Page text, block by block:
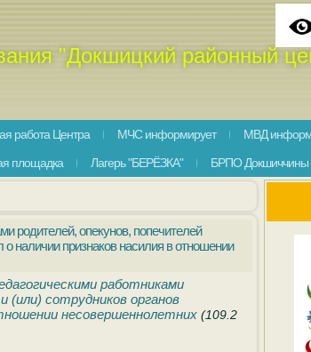
"Докшицкий районный
работа Центра МЧС информирует
МВД
площадка Лагерь "БЕРЁЗКА" БРПО Докшиччины
родителей, опекунов, попечителей
наличии признаков насилия в отношении
работниками
(или) сотрудников органов
несовершеннолетних(109.2